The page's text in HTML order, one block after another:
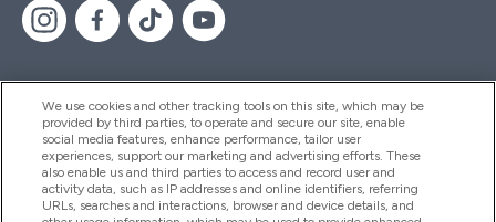
Hilfe Und Informationen
Produkte
We use cookies and other tracking tools on this site, which may be
provided by third parties, to operate and secure our site, enable
social media features, enhance performance, tailor user
experiences, support our marketing and advertising efforts. These
also enable us and third parties to access and record user and
activity data, such as IP addresses and online identifiers, referring
URLs, searches and interactions, browser and device details, and